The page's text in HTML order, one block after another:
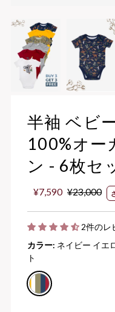
半袖 ベビ
100%オー
ン - 6枚セ
セ
価
格
¥7,590 通
格
¥23,000
2件のレ
カラー: ネイビー イエ
ト